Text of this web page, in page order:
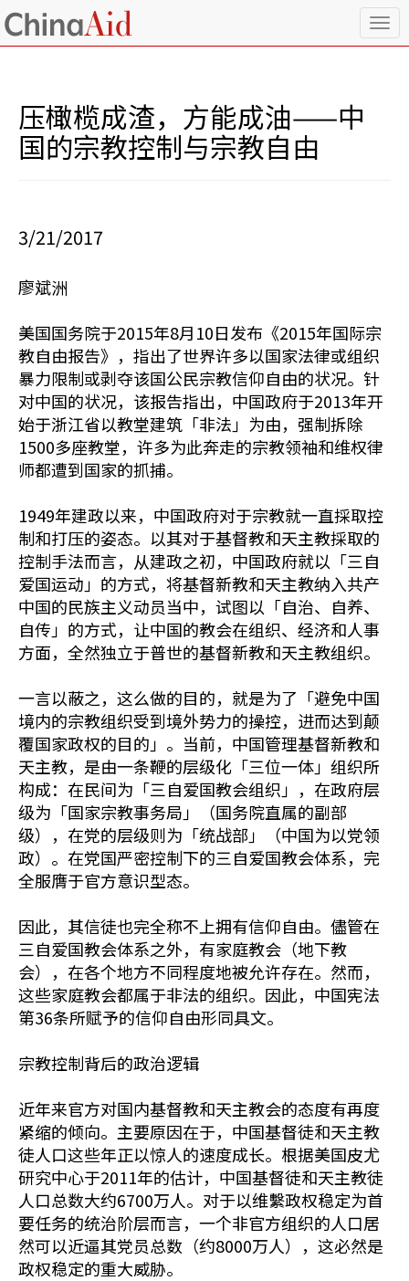
T
o
压橄榄成渣，方能成油——中
国的宗教控制与宗教自由
3/21/2017
廖斌洲
美国国务院于2015年8月10日发布《2015年国际宗
教自由报告》，指出了世界许多以国家法律或组织
暴力限制或剥夺该国公民宗教信仰自由的状况。针
对中国的状况，该报告指出，中国政府于2013年开
始于浙江省以教堂建筑「非法」为由，强制拆除
1500多座教堂，许多为此奔走的宗教领袖和维权律
师都遭到国家的抓捕。
1949年建政以来，中国政府对于宗教就一直採取控
制和打压的姿态。以其对于基督教和天主教採取的
控制手法而言，从建政之初，中国政府就以「三自
爱国运动」的方式，将基督新教和天主教纳入共产
中国的民族主义动员当中，试图以「自治、自养、
自传」的方式，让中国的教会在组织、经济和人事
方面，全然独立于普世的基督新教和天主教组织。
一言以蔽之，这么做的目的，就是为了「避免中国
境内的宗教组织受到境外势力的操控，进而达到颠
覆国家政权的目的」。当前，中国管理基督新教和
天主教，是由一条鞭的层级化「三位一体」组织所
构成：在民间为「三自爱国教会组织」，在政府层
级为「国家宗教事务局」（国务院直属的副部
级），在党的层级则为「统战部」（中国为以党领
政）。在党国严密控制下的三自爱国教会体系，完
全服膺于官方意识型态。
因此，其信徒也完全称不上拥有信仰自由。儘管在
三自爱国教会体系之外，有家庭教会（地下教
会），在各个地方不同程度地被允许存在。然而，
这些家庭教会都属于非法的组织。因此，中国宪法
第36条所赋予的信仰自由形同具文。
宗教控制背后的政治逻辑
近年来官方对国内基督教和天主教会的态度有再度
紧缩的倾向。主要原因在于，中国基督徒和天主教
徒人口这些年正以惊人的速度成长。根据美国皮尤
研究中心于2011年的估计，中国基督徒和天主教徒
人口总数大约6700万人。对于以维繫政权稳定为首
要任务的统治阶层而言，一个非官方组织的人口居
然可以近逼其党员总数（约8000万人），这必然是
政权稳定的重大威胁。